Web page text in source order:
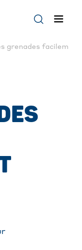
grenades facilement